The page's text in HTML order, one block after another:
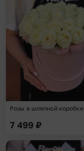
Розы в шляпной коробке
7 499 ₽